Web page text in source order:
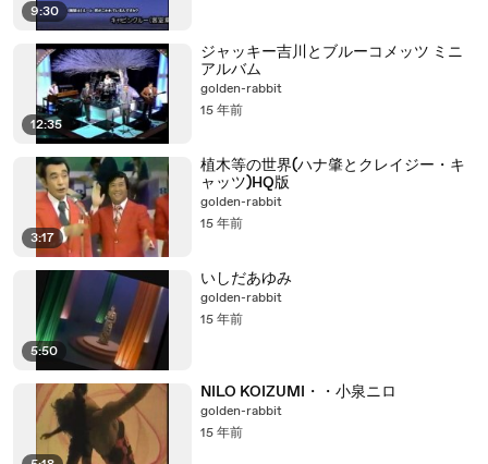
9:30
12:35
ジャッキー吉川とブルーコメッツ ミニ
アルバム
golden-rabbit
15 年前
3:17
植木等の世界(ハナ肇とクレイジー・キ
ャッツ)HQ版
golden-rabbit
15 年前
5:50
いしだあゆみ
golden-rabbit
15 年前
NILO KOIZUMI・・小泉ニロ
golden-rabbit
15 年前